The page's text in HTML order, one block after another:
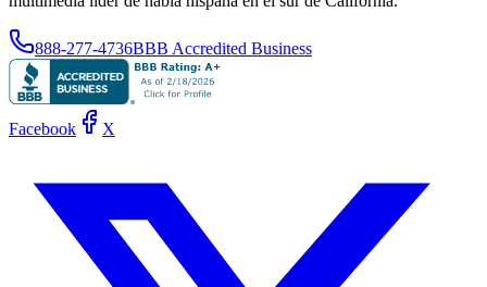
888-277-4736BBB Accredited Business
Facebook X